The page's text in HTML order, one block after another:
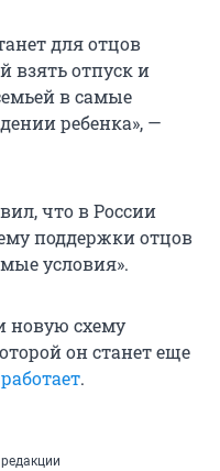
для отцов
взять отпуск и
в самые
ребенка», —
что в России
поддержки отцов
условия».
новую схему
он станет еще
.